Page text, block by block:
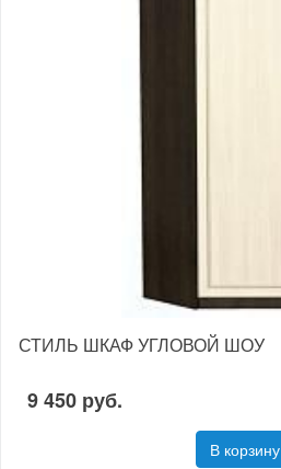
СТИЛЬ ШКАФ УГЛОВОЙ ШОУ
9 450 руб.
В корзину